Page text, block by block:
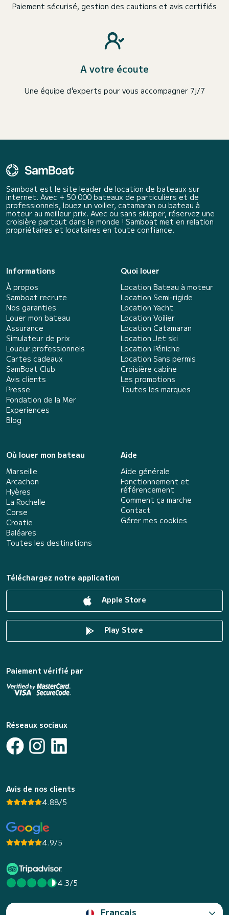
Paiement sécurisé, gestion des cautions et avis certifiés
A votre écoute
Une équipe d'experts pour vous accompagner 7j/7
Samboat est le site leader de location de bateaux sur
internet. Avec + 50 000 bateaux de particuliers et de
professionnels, louez un voilier, catamaran ou bateau à
moteur au meilleur prix. Avec ou sans skipper, réservez une
croisière partout dans le monde ! Samboat met en relation
propriétaires et locataires en toute confiance.
Informations
À propos
Samboat recrute
Nos garanties
Louer mon bateau
Assurance
Simulateur de prix
Loueur professionnels
Cartes cadeaux
SamBoat Club
Avis clients
Presse
Fondation de la Mer
Experiences
Blog
Quoi louer
Location Bateau à moteur
Location Semi-rigide
Location Yacht
Location Voilier
Location Catamaran
Location Jet ski
Location Péniche
Location Sans permis
Croisière cabine
Les promotions
Toutes les marques
Où louer mon bateau
Marseille
Arcachon
Hyères
La Rochelle
Corse
Croatie
Baléares
Toutes les destinations
Aide
Aide générale
Fonctionnement et
référencement
Comment ça marche
Contact
Gérer mes cookies
Téléchargez notre application
Apple Store
Play Store
Paiement vérifié par
Réseaux sociaux
Avis de nos clients
4.88/5
4.9/5
4.3/5
Français